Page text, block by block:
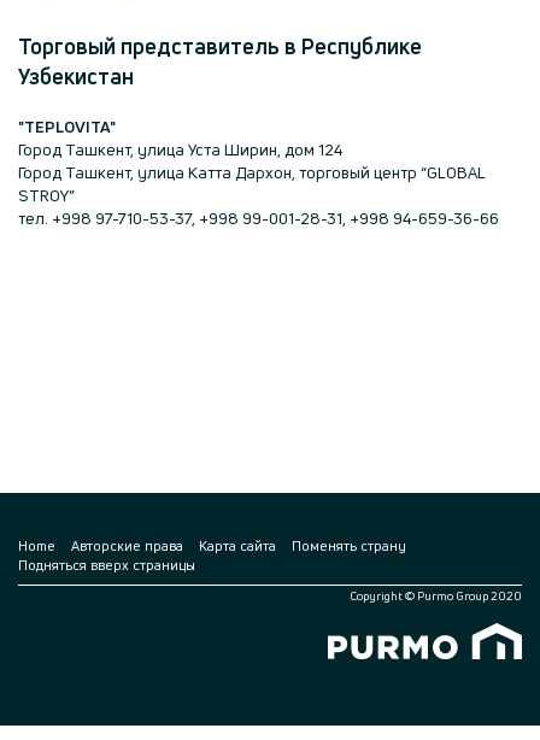
Торговый представитель в Республике
Узбекистан
"TEPLOVITA"
Город Ташкент, улица Уста Ширин, дом 124
Город Ташкент, улица Катта Дархон, торговый центр “GLOBAL
STROY”
тел. +998 97-710-53-37, +998 99-001-28-31, +998 94-659-36-66
Home Авторские права Карта сайта
Поменять страну
Подняться вверх страницы
Copyright © Purmo Group 2020